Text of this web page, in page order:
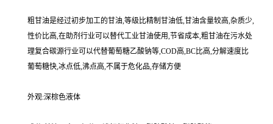
粗甘油是经过初步加工的甘油,等级比精制甘油低,甘油含量较高,杂质少,
性价比高,在助剂行业可以替代工业甘油使用,节省成本,粗甘油在污水处
理复合碳源行业可以代替葡萄糖乙酸钠等,COD高,BC比高,分解速度比
葡萄糖快,冰点低,沸点高,不属于危化品,存储方便
外观:深棕色液体